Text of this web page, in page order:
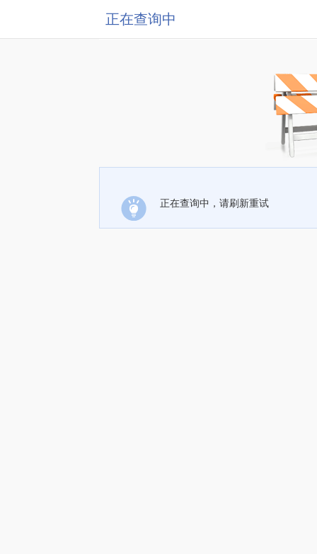
正在查询中
正在查询中，请刷新重试